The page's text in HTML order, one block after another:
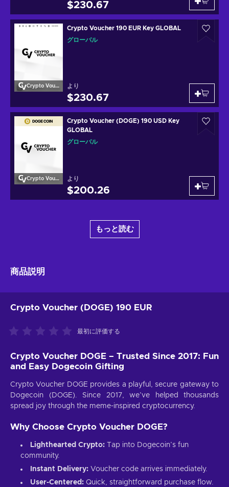
$230.67
Crypto Voucher
Crypto Voucher 190 EUR Key GLOBAL
グローバル
より
$230.67
Crypto Voucher
Crypto Voucher (DOGE) 190 USD Key
GLOBAL
グローバル
より
$200.26
もっと読む
商品説明
Crypto Voucher (DOGE) 190 EUR
最初に評価する
Crypto Voucher DOGE – Trusted Since 2017: Fun
and Easy Dogecoin Gifting
Crypto Voucher DOGE provides a playful, secure gateway to
Dogecoin (DOGE). Since 2017, we’ve helped thousands
spread joy through the meme-inspired cryptocurrency.
Why Choose Crypto Voucher DOGE?
Lighthearted Crypto: Tap into Dogecoin’s fun
community.
Instant Delivery: Voucher code arrives immediately.
User-Centered: Quick, straightforward purchase flow.